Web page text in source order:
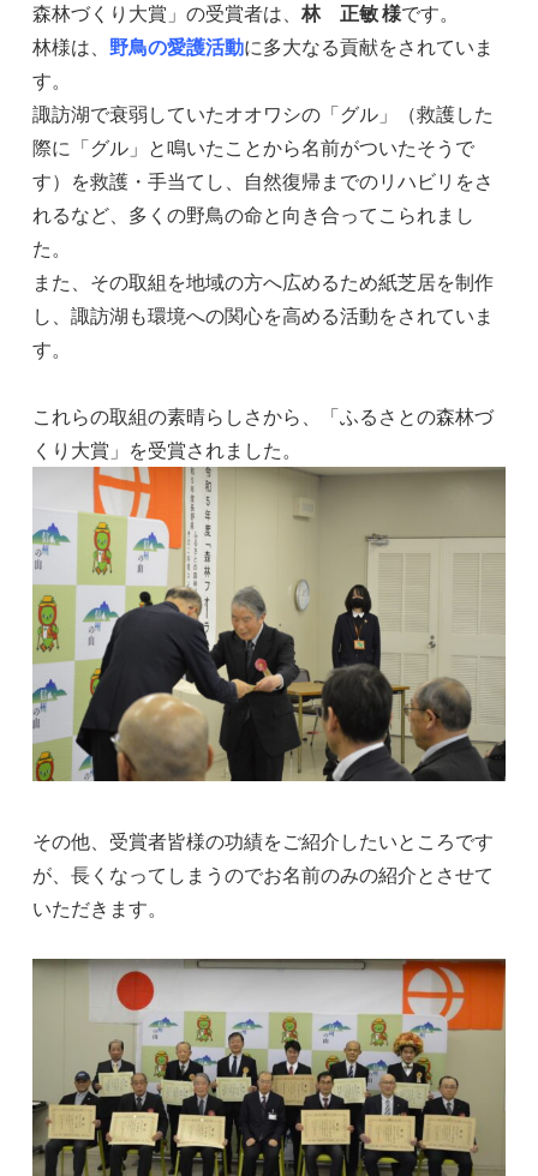
森林づくり大賞」の受賞者は、林 正敏 様です。
林様は、 野鳥の愛護活動に多大なる貢献をされていま
す。
諏訪湖で衰弱していたオオワシの「グル」（救護した
際に「グル」と鳴いたことから名前がついたそうで
す）を救護・手当てし、自然復帰までのリハビリをさ
れるなど、多くの野鳥の命と向き合ってこられまし
た。
また、その取組を地域の方へ広めるため紙芝居を制作
し、諏訪湖も環境への関心を高める活動をされていま
す。
これらの取組の素晴らしさから、「ふるさとの森林づ
くり大賞」を受賞されました。
その他、受賞者皆様の功績をご紹介したいところです
が、長くなってしまうのでお名前のみの紹介とさせて
いただきます。